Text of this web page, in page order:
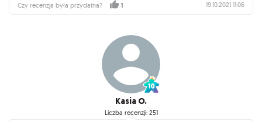
Czy recenzja była przydatna? 1 19.10.2021 11:06
Kasia O.
Liczba recenzji: 251